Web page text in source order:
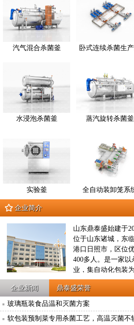
汽气混合杀菌釜 卧式连续杀菌生
水浸泡杀菌釜 蒸汽旋转杀菌釜
实验釜 全自动装卸笼系
企业简介
山东鼎泰盛始建于
位于山东诸城，东
港口日照市，区位
400多人。是一家
业，集自动化包装
业，2012年8月征
盛工业园，是集原
计、生产制造、成
于一体的工业装备
明专利技术，10项
企业新闻
鼎泰盛荣誉
玻璃瓶装食品温和灭菌方案
软包装预制菜专用杀菌工艺，高温灭菌不